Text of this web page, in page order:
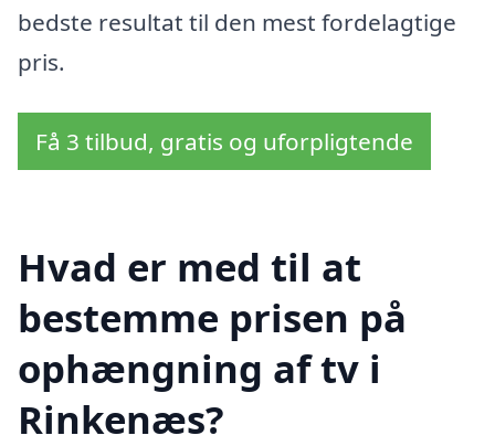
bedste resultat til den mest fordelagtige
pris.
Få 3 tilbud, gratis og uforpligtende
Hvad er med til at
bestemme prisen på
ophængning af tv i
Rinkenæs?